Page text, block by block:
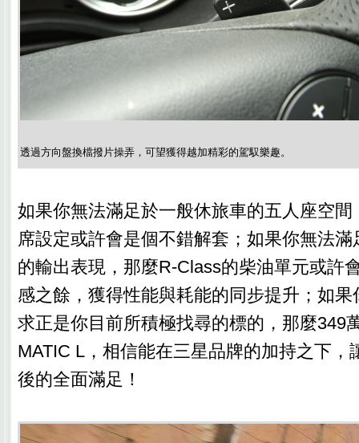
透過方向盤換檔撥片操弄，可望獲得越加精彩的駕馭樂趣。
如果你無法滿足於一般休旅車的五人座空
席設定或許會是個不錯解套；如果你無法
的輸出表現，那麼R-Class的柴油單元或許
感之餘，獲得性能與耗能的同步提升；如
求正是你目前所積極找尋的標的，那麼349
MATIC L，相信能在三星品牌的加持之下，
後的全面滿足！